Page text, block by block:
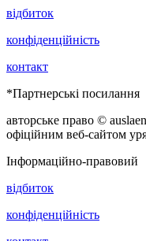
відбиток
конфіденційність
контакт
*Партнерські посилання
авторське право ©
офіційним веб-сайтом
Інформаційно-правовий
відбиток
конфіденційність